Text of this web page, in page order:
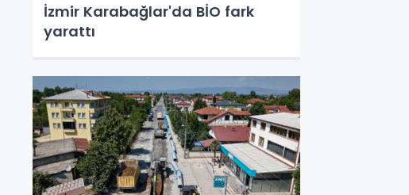
İzmir Karabağlar'da BİO fark
yarattı